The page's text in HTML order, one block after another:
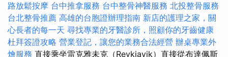
路放鬆按摩 台中推拿服務 台中整骨神醫服務 北投整骨服務
台北整骨推薦 高雄的台胞證辦理指南 新店的護理之家，關
心長者的每一天 尋找專業的牙醫診所，照顧你的牙齒健康
杜拜簽證攻略 營業登記，讓您的業務合法經營 辦桌專業外
燴服務 直接乘坐雷克雅未克（Reykjavik）直接從布達佩斯